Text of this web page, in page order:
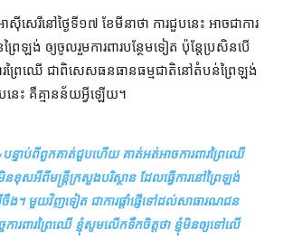
សេរី​នៅ​ថ្ងៃទី​១៧ ខែមីនា​ថា ការ​ជួប​នេះ អាច​ជា​ការ​
ៃ​ឡង់ ឲ្យ​ចូលរួម​ការពារ​បន្ថែម​ទៀត ប៉ុន្តែ​ប្រសិនបើ​
ារ​ព្រៃឈើ ជាពិសេស​ធនធាន​ធម្មជាតិ​នៅ​តំបន់​ព្រៃ​ឡង់​
នេះ គឺ​គ្មាន​ន័យ​អ្វី​ឡើយ។
បន្ទាប់ពី​ពួកគាត់​ជួប​ហើយ គាត់​អត់​អាច​ការពារ​ព្រៃឈើ​
ន​ខុស​អី​ពី​មន្ត្រី​ក្រសួង​បរិស្ថាន ដែល​ធ្វើការ​នៅ​ព្រៃ​ឡង់​
អ៊ីចឹង​។ មួយវិញទៀត ជា​ការ​ផ្ដាំផ្ញើ​ទៅដល់​សាធារណជន
ការពារ​ព្រៃឈើ ខ្ញុំ​សូម​លើកទឹកចិត្ត​ថា ខ្ញុំ​មិន​ឲ្យ​ទៅលើ​